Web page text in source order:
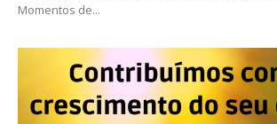
Momentos de...